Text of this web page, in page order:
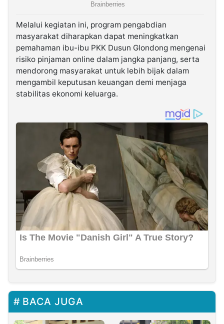
Melalui kegiatan ini, program pengabdian
masyarakat diharapkan dapat meningkatkan
pemahaman ibu-ibu PKK Dusun Glondong mengenai
risiko pinjaman online dalam jangka panjang, serta
mendorong masyarakat untuk lebih bijak dalam
mengambil keputusan keuangan demi menjaga
stabilitas ekonomi keluarga.
BACA JUGA